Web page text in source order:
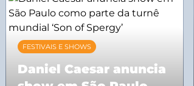
FESTIVAIS E SHOWS
Daniel Caesar anuncia